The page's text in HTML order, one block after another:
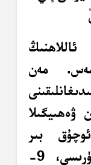
مەن
ۋەھىيگىلا
بىر
ئاگاھلاندۇرغۇچى»-ئەھقاف سۈرىسى، 9-